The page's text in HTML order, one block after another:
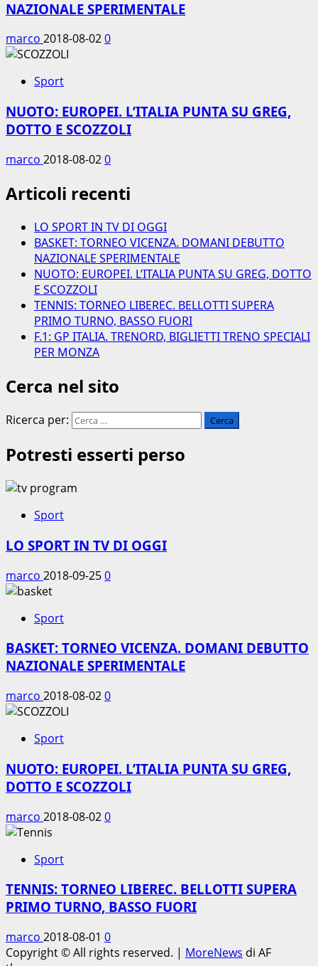
NAZIONALE SPERIMENTALE
marco 2018-08-020
Sport
NUOTO: EUROPEI. L’ITALIA PUNTA SU GREG,
DOTTO E SCOZZOLI
marco 2018-08-020
Articoli recenti
LO SPORT IN TV DI OGGI
BASKET: TORNEO VICENZA. DOMANI DEBUTTO
NAZIONALE SPERIMENTALE
NUOTO: EUROPEI. L’ITALIA PUNTA SU GREG, DOTTO
E SCOZZOLI
TENNIS: TORNEO LIBEREC. BELLOTTI SUPERA
PRIMO TURNO, BASSO FUORI
F.1: GP ITALIA. TRENORD, BIGLIETTI TRENO SPECIALI
PER MONZA
Cerca nel sito
Ricerca per:
Potresti esserti perso
Sport
LO SPORT IN TV DI OGGI
marco 2018-09-250
Sport
BASKET: TORNEO VICENZA. DOMANI DEBUTTO
NAZIONALE SPERIMENTALE
marco 2018-08-020
Sport
NUOTO: EUROPEI. L’ITALIA PUNTA SU GREG,
DOTTO E SCOZZOLI
marco 2018-08-020
Sport
TENNIS: TORNEO LIBEREC. BELLOTTI SUPERA
PRIMO TURNO, BASSO FUORI
marco 2018-08-01 0
Copyright © All rights reserved. | MoreNews di AF